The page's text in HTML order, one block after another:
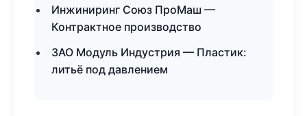
Инжиниринг Союз ПроМаш —
Контрактное производство
ЗАО Модуль Индустрия — Пластик:
литьё под давлением